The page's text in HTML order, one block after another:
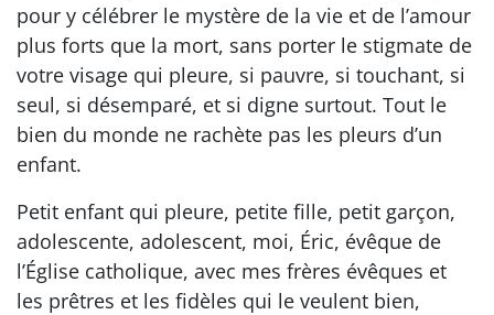
pour y célébrer le mystère de la vie et de l’amour
plus forts que la mort, sans porter le stigmate de
votre visage qui pleure, si pauvre, si touchant, si
seul, si désemparé, et si digne surtout. Tout le
bien du monde ne rachète pas les pleurs d’un
enfant.
Petit enfant qui pleure, petite fille, petit garçon,
adolescente, adolescent, moi, Éric, évêque de
l’Église catholique, avec mes frères évêques et
les prêtres et les fidèles qui le veulent bien,